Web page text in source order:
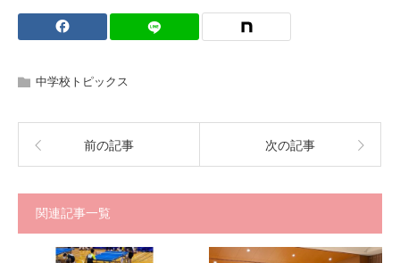
中学校トピックス
前の記事 次の記事
関連記事一覧